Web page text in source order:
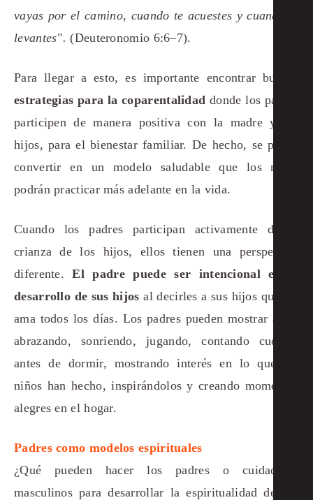
vayas por el camino, cuando te acuestes y cuando te
levantes". (Deuteronomio 6:6–7).
Para llegar a esto, es importante encontrar buenas
estrategias para la coparentalidaddonde los padres
participen de manera positiva con la madre y los
hijos, para el bienestar familiar. De hecho, se puede
convertir en un modelo saludable que los niños
podrán practicar más adelante en la vida.
Cuando los padres participan activamente de la
crianza de los hijos, ellos tienen una perspectiva
diferente.El padre puede ser intencional en el
desarrollo de sus hijosal decirles a sus hijos que los
ama todos los días. Los padres pueden mostrar amor
abrazando, sonriendo, jugando, contando cuentos
antes de dormir, mostrando interés en lo que los
niños han hecho, inspirándolos y creando momentos
alegres en el hogar.
Padres como modelos espirituales
¿Qué pueden hacer los padres o cuidadores
masculinos para desarrollar la espiritualidad de sus